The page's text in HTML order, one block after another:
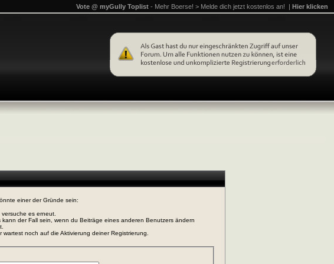
Vote @ myGully Toplist - Mehr Boerse! > Melde dich jetzt kostenlos an! | Hier klicken
einer der Gründe sein:
es erneut.
der Fall sein, wenn du Beiträge eines anderen Benutzers ändern
noch auf die Aktivierung deiner Registrierung.